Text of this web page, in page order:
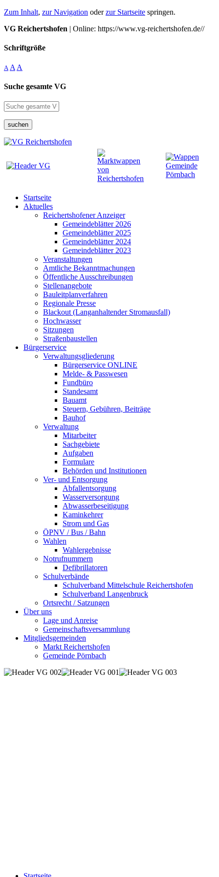
Zum Inhalt, zur Navigation oderzur Startseite springen.
VG Reichertshofen | Online: https://www.vg-reichertshofen.de//
Schriftgröße
A A A
Suche gesamte VG
suchen
Startseite
Aktuelles
Reichertshofener Anzeiger
Gemeindeblätter 2026
Gemeindeblätter 2025
Gemeindeblätter 2024
Gemeindeblätter 2023
Veranstaltungen
Amtliche Bekanntmachungen
Öffentliche Ausschreibungen
Stellenangebote
Bauleitplanverfahren
Regionale Presse
Blackout (Langanhaltender Stromausfall)
Hochwasser
Sitzungen
Straßenbaustellen
Bürgerservice
Verwaltungsgliederung
Bürgerservice ONLINE
Melde- & Passwesen
Fundbüro
Standesamt
Bauamt
Steuern, Gebühren, Beiträge
Bauhof
Verwaltung
Mitarbeiter
Sachgebiete
Aufgaben
Formulare
Behörden und Institutionen
Ver- und Entsorgung
Abfallentsorgung
Wasserversorgung
Abwasserbeseitigung
Kaminkehrer
Strom und Gas
ÖPNV / Bus / Bahn
Wahlen
Wahlergebnisse
Notrufnummern
Defibrillatoren
Schulverbände
Schulverband Mittelschule Reichertshofen
Schulverband Langenbruck
Ortsrecht / Satzungen
Über uns
Lage und Anreise
Gemeinschaftsversammlung
Mitgliedsgemeinden
Markt Reichertshofen
Gemeinde Pörnbach